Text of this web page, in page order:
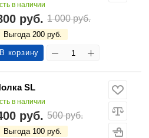
в наличии
руб. 1 000 руб.
Выгода 200 руб.
В корзину
SL
в наличии
руб. 500 руб.
Выгода 100 руб.